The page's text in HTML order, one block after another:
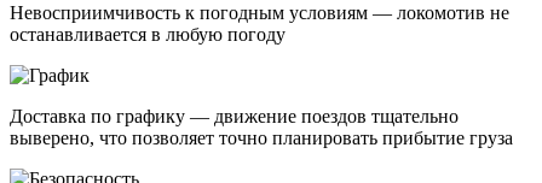
Невосприимчивость к погодным условиям — локомотив не
останавливается в любую погоду
Доставка по графику — движение поездов тщательно
выверено, что позволяет точно планировать прибытие груза